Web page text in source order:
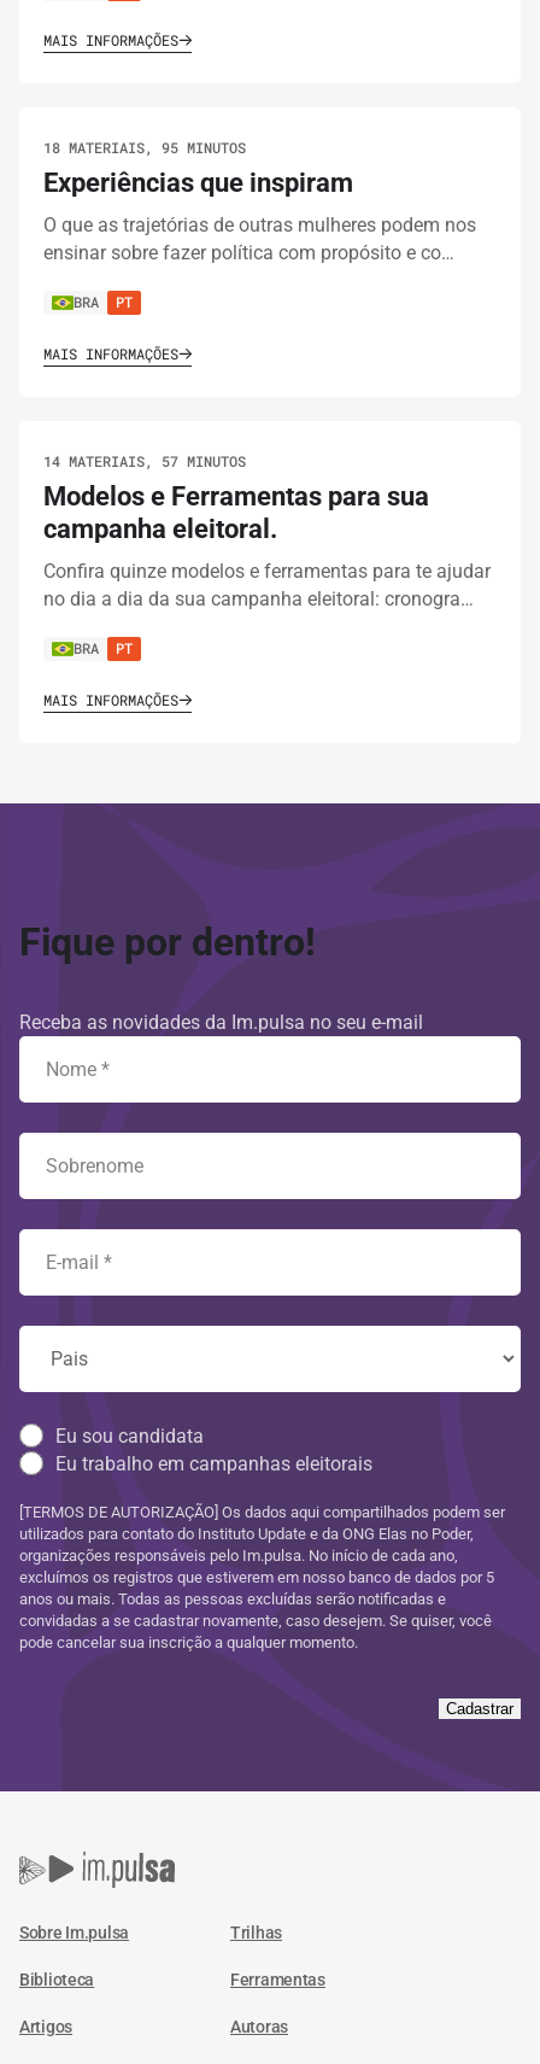
MAIS INFORMAÇÕES
18 MATERIAIS, 95 MINUTOS
Experiências que inspiram
O que as trajetórias de outras mulheres podem nos
ensinar sobre fazer política com propósito e co…
BRA PT
MAIS INFORMAÇÕES
14 MATERIAIS, 57 MINUTOS
Modelos e Ferramentas para sua
campanha eleitoral.
Confira quinze modelos e ferramentas para te ajudar
no dia a dia da sua campanha eleitoral: cronogra…
BRA PT
MAIS INFORMAÇÕES
Fique por dentro!
Receba as novidades da Im.pulsa no seu e-mail
Eu sou candidata
Eu trabalho em campanhas eleitorais
[TERMOS DE AUTORIZAÇÃO] Os dados aqui compartilhados podem ser
utilizados para contato do Instituto Update e da ONG Elas no Poder,
organizações responsáveis pelo Im.pulsa. No início de cada ano,
excluímos os registros que estiverem em nosso banco de dados por 5
anos ou mais. Todas as pessoas excluídas serão notificadas e
convidadas a se cadastrar novamente, caso desejem. Se quiser, você
pode cancelar sua inscrição a qualquer momento.
Cadastrar
Sobre Im.pulsa Trilhas
Biblioteca Ferramentas
Artigos Autoras